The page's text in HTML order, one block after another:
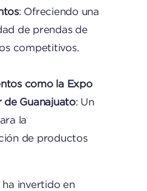
: Ofreciendo una
de prendas de
competitivos.
como la Expo
de Guanajuato: Un
la
de productos
ha invertido en